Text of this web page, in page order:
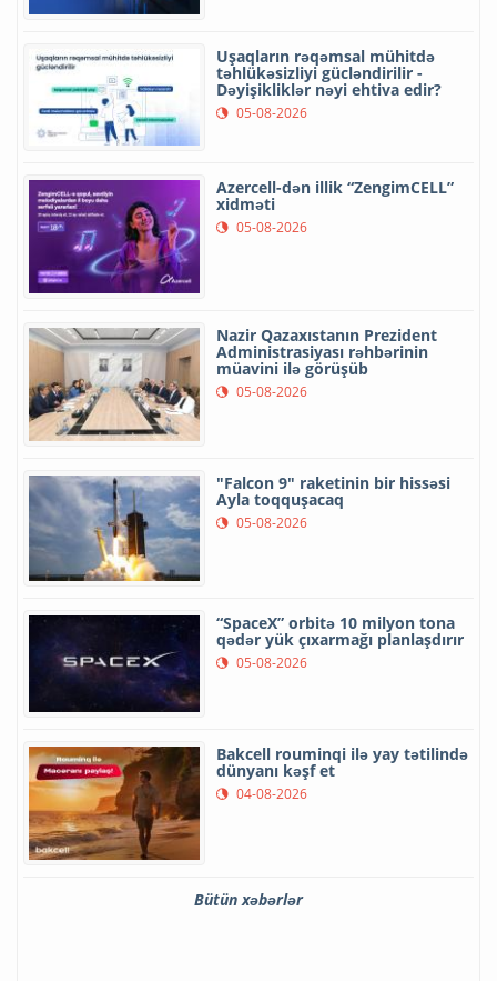
Uşaqların rəqəmsal mühitdə
təhlükəsizliyi gücləndirilir -
Dəyişikliklər nəyi ehtiva edir?
05-08-2026
Azercell-dən illik “ZengimCELL”
xidməti
05-08-2026
Nazir Qazaxıstanın Prezident
Administrasiyası rəhbərinin
müavini ilə görüşüb
05-08-2026
"Falcon 9" raketinin bir hissəsi
Ayla toqquşacaq
05-08-2026
“SpaceX” orbitə 10 milyon tona
qədər yük çıxarmağı planlaşdırır
05-08-2026
Bakcell rouminqi ilə yay tətilində
dünyanı kəşf et
04-08-2026
Bütün xəbərlər